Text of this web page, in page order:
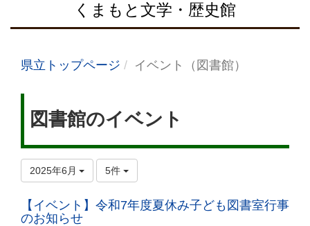
くまもと文学・歴史館
県立トップページ イベント（図書館）
図書館のイベント
2025年6月 5件
【イベント】令和7年度夏休み子ども図書室行事
のお知らせ